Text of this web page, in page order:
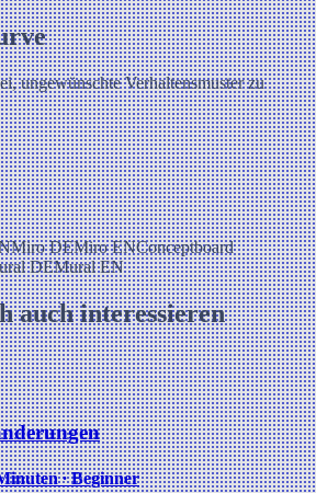
ungewünschte Verhaltensmuster zu
Miro DEMiro ENConceptboard
DEMural EN
auch interessieren
∙ Beginner